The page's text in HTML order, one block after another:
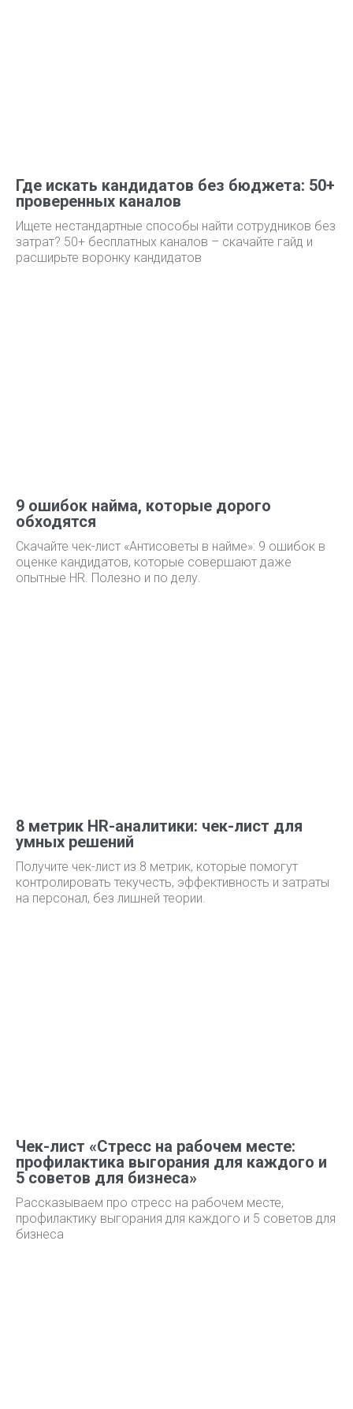
Где искать кандидатов без бюджета: 50+
проверенных каналов
Ищете нестандартные способы найти сотрудников без
затрат? 50+ бесплатных каналов – скачайте гайд и
расширьте воронку кандидатов
9 ошибок найма, которые дорого
обходятся
Скачайте чек-лист «Антисоветы в найме»: 9 ошибок в
оценке кандидатов, которые совершают даже
опытные HR. Полезно и по делу.
8 метрик HR-аналитики: чек-лист для
умных решений
Получите чек-лист из 8 метрик, которые помогут
контролировать текучесть, эффективность и затраты
на персонал, без лишней теории.
Чек-лист «Стресс на рабочем месте:
профилактика выгорания для каждого и
5 советов для бизнеса»
Рассказываем про стресс на рабочем месте,
профилактику выгорания для каждого и 5 советов для
бизнеса